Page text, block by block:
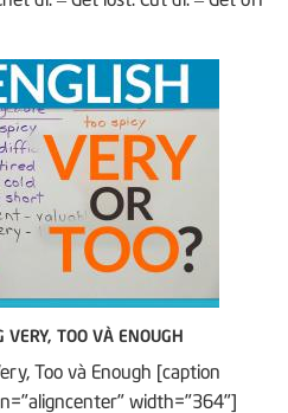
TOO VÀ ENOUGH
Too và Enough [caption
width="364"]